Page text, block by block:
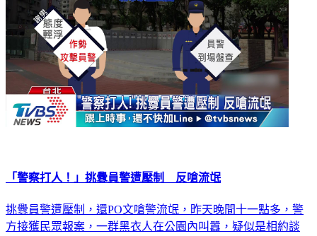
「警察打人！」挑釁員警遭壓制 反嗆流氓
挑釁員警遭壓制，還PO文嗆警流氓，昨天晚間十一點多，警
方接獲民眾報案，一群黑衣人在公園內叫囂，疑似是相約談